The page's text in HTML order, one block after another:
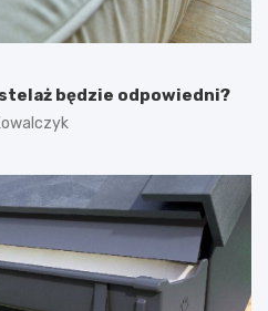
będzie odpowiedni?